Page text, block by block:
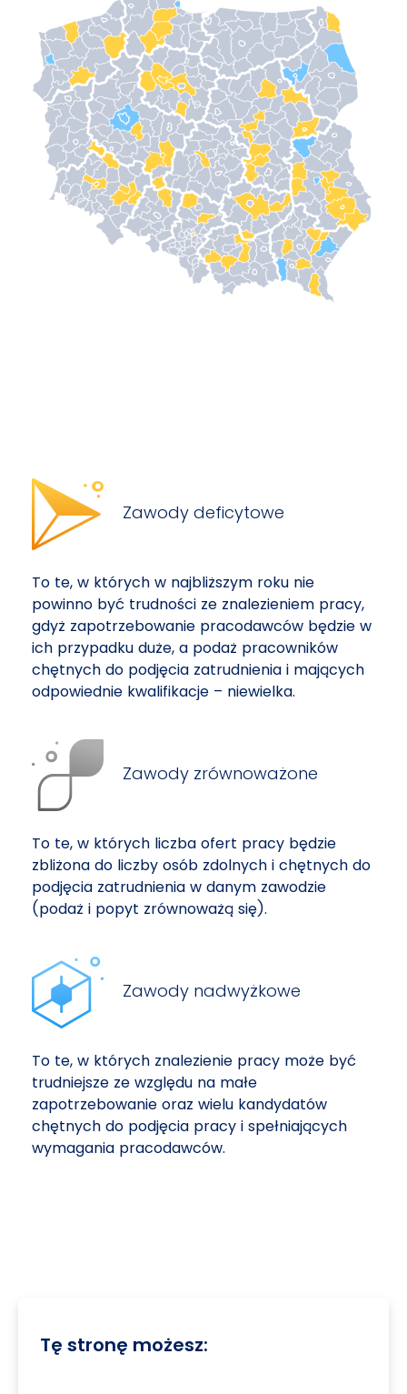
Zawody deficytowe
To te, w których w najbliższym roku nie
powinno być trudności ze znalezieniem pracy,
gdyż zapotrzebowanie pracodawców będzie w
ich przypadku duże, a podaż pracowników
chętnych do podjęcia zatrudnienia i mających
odpowiednie kwalifikacje – niewielka.
Zawody zrównoważone
To te, w których liczba ofert pracy będzie
zbliżona do liczby osób zdolnych i chętnych do
podjęcia zatrudnienia w danym zawodzie
(podaż i popyt zrównoważą się).
Zawody nadwyżkowe
To te, w których znalezienie pracy może być
trudniejsze ze względu na małe
zapotrzebowanie oraz wielu kandydatów
chętnych do podjęcia pracy i spełniających
wymagania pracodawców.
Tę stronę możesz: